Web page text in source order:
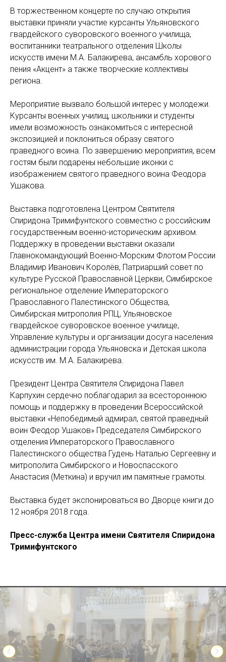
В торжественном концерте по случаю открытия
выставки приняли участие курсанты Ульяновского
гвардейского суворовского военного училища,
воспитанники театрального отделения Школы
искусств имени М.А. Балакирева, ансамбль хорового
пения «Акцент» а также творческие коллективы
региона.
Мероприятие вызвало большой интерес у молодежи.
Курсанты военных училищ, школьники и студенты
имели возможность ознакомиться с интересной
экспозицией и поклониться образу святого
праведного воина. По завершению мероприятия, всем
гостям были подарены небольшие иконки с
изображением святого праведного воина Феодора
Ушакова.
Выставка подготовлена Центром Святителя
Спиридона Тримифунтского совместно с российским
государственным военно-историческим архивом.
Поддержку в проведении выставки оказали
Главнокомандующий Военно-Морским Флотом России
Владимир Иванович Королёв, Патриарший совет по
культуре Русской Православной Церкви, Симбирское
региональное отделение Императорского
Православного Палестинского Общества,
Симбирская митрополия РПЦ, Ульяновское
гвардейское суворовское военное училище,
Управление культуры и организации досуга населения
администрации города Ульяновска и Детская школа
искусств им. М.А. Балакирева.
Президент Центра Святителя Спиридона Павел
Карпухин сердечно поблагодарил за всестороннюю
помощь и поддержку в проведении Всероссийской
выставки «Непобедимый адмирал, святой праведный
воин Феодор Ушаков» Председателя Симбирского
отделения Императорского Православного
Палестинского общества Гудень Наталью Сергеевну и
митрополита Симбирского и Новоспасского
Анастасия (Меткина) и вручил им памятные грамоты.
Выставка будет экспонироваться во Дворце книги до
12 ноября 2018 года.
Пресс-служба Центра имени Святителя Спиридона
Тримифунтского